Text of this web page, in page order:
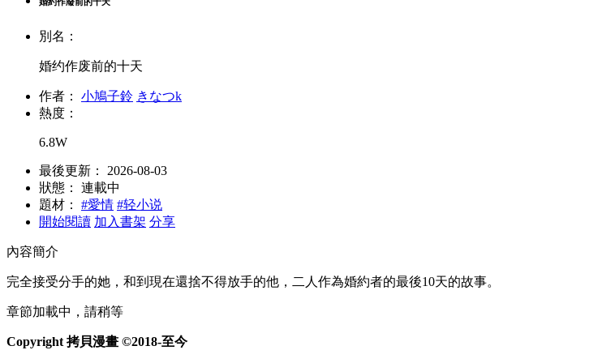
別名：
婚约作废前的十天
作者： 小鳩子鈴 きなつk
熱度：
6.8W
最後更新：
2026-08-03
狀態：
連載中
題材：
#愛情 #轻小说
開始閱讀 加入書架 分享
內容簡介
完全接受分手的她，和到現在還捨不得放手的他，二人作為婚約者的最後10天的故事。
章節加載中，請稍等
Copyright 拷貝漫畫 ©2018-至今